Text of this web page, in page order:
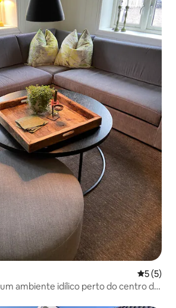
5 de
5 (5)
ambiente idílico perto do centro da